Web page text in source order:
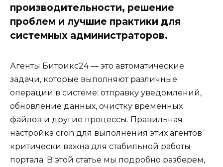
производительности, решение
проблем и лучшие практики для
системных администраторов.
Агенты Битрикс24 — это автоматические
задачи, которые выполняют различные
операции в системе: отправку уведомлений,
обновление данных, очистку временных
файлов и другие процессы. Правильная
настройка cron для выполнения этих агентов
критически важна для стабильной работы
портала. В этой статье мы подробно разберем,